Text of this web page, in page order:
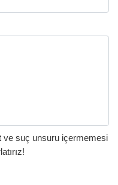
ve suç unsuru içermemesi